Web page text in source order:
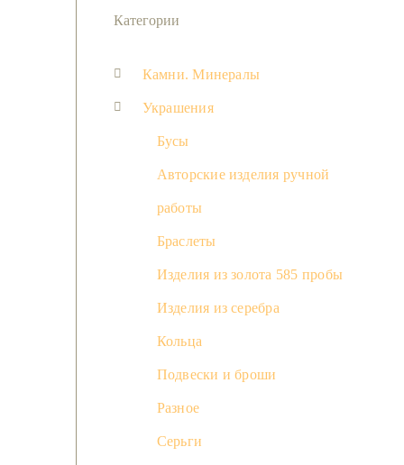
Категории
Камни. Минералы
Украшения
Бусы
Авторские изделия ручной
работы
Браслеты
Изделия из золота 585 пробы
Изделия из серебра
Кольца
Подвески и броши
Разное
Серьги